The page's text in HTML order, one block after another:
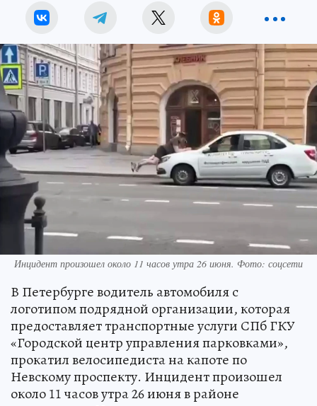
Инцидент произошел около 11 часов утра 26 июня. Фото: соцсети
В Петербурге водитель автомобиля с
логотипом подрядной организации, которая
предоставляет транспортные услуги СПб ГКУ
«Городской центр управления парковками»,
прокатил велосипедиста на капоте по
Невскому проспекту. Инцидент произошел
около 11 часов утра 26 июня в районе